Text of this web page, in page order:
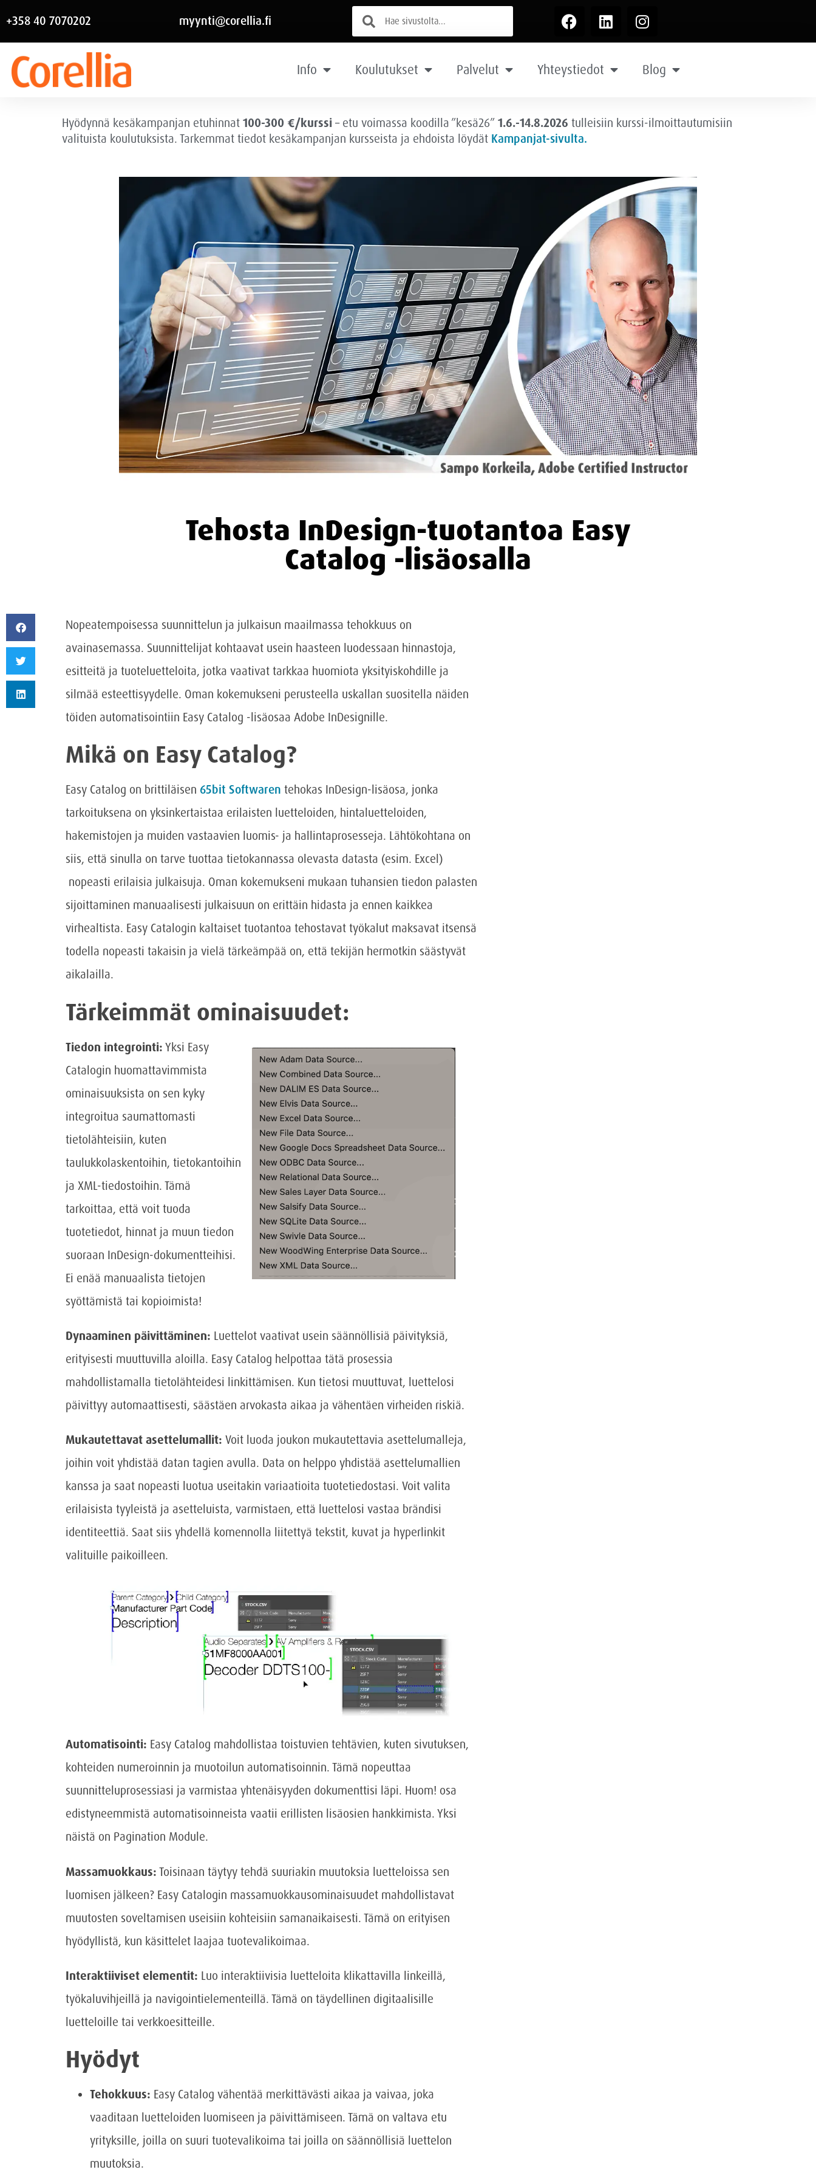
+358 40 7070202 myynti@corellia.fi
Info Koulutukset Palvelut Yhteystiedot Blog
Hyödynnä kesäkampanjan etuhinnat 100-300 €/kurssi – etu voimassa koodilla ”kesä26” 1.6.-14.8.2026 tulleisiin kurssi-ilmoittautumisiin
valituista koulutuksista. Tarkemmat tiedot kesäkampanjan kursseista ja ehdoista löydät Kampanjat-sivulta.
Tehosta InDesign-tuotantoa Easy
Catalog -lisäosalla
Nopeatempoisessa suunnittelun ja julkaisun maailmassa tehokkuus on
avainasemassa. Suunnittelijat kohtaavat usein haasteen luodessaan hinnastoja,
esitteitä ja tuoteluetteloita, jotka vaativat tarkkaa huomiota yksityiskohdille ja
silmää esteettisyydelle. Oman kokemukseni perusteella uskallan suositella näiden
töiden automatisointiin Easy Catalog -lisäosaa Adobe InDesignille.
Mikä on Easy Catalog?
Easy Catalog on brittiläisen 65bit Softwaren tehokas InDesign-lisäosa, jonka
tarkoituksena on yksinkertaistaa erilaisten luetteloiden, hintaluetteloiden,
hakemistojen ja muiden vastaavien luomis- ja hallintaprosesseja. Lähtökohtana on
siis, että sinulla on tarve tuottaa tietokannassa olevasta datasta (esim. Excel)
nopeasti erilaisia julkaisuja. Oman kokemukseni mukaan tuhansien tiedon palasten
sijoittaminen manuaalisesti julkaisuun on erittäin hidasta ja ennen kaikkea
virhealtista. Easy Catalogin kaltaiset tuotantoa tehostavat työkalut maksavat itsensä
todella nopeasti takaisin ja vielä tärkeämpää on, että tekijän hermotkin säästyvät
aikalailla.
Tärkeimmät ominaisuudet:
Tiedon integrointi: Yksi Easy
Catalogin huomattavimmista
ominaisuuksista on sen kyky
integroitua saumattomasti
tietolähteisiin, kuten
taulukkolaskentoihin, tietokantoihin
ja XML-tiedostoihin. Tämä
tarkoittaa, että voit tuoda
tuotetiedot, hinnat ja muun tiedon
suoraan InDesign-dokumentteihisi.
Ei enää manuaalista tietojen
syöttämistä tai kopioimista!
Dynaaminen päivittäminen: Luettelot vaativat usein säännöllisiä päivityksiä,
erityisesti muuttuvilla aloilla. Easy Catalog helpottaa tätä prosessia
mahdollistamalla tietolähteidesi linkittämisen. Kun tietosi muuttuvat, luettelosi
päivittyy automaattisesti, säästäen arvokasta aikaa ja vähentäen virheiden riskiä.
Mukautettavat asettelumallit: Voit luoda joukon mukautettavia asettelumalleja,
joihin voit yhdistää datan tagien avulla. Data on helppo yhdistää asettelumallien
kanssa ja saat nopeasti luotua useitakin variaatioita tuotetiedostasi. Voit valita
erilaisista tyyleistä ja asetteluista, varmistaen, että luettelosi vastaa brändisi
identiteettiä. Saat siis yhdellä komennolla liitettyä tekstit, kuvat ja hyperlinkit
valituille paikoilleen.
Automatisointi: Easy Catalog mahdollistaa toistuvien tehtävien, kuten sivutuksen,
kohteiden numeroinnin ja muotoilun automatisoinnin. Tämä nopeuttaa
suunnitteluprosessiasi ja varmistaa yhtenäisyyden dokumenttisi läpi. Huom! osa
edistyneemmistä automatisoinneista vaatii erillisten lisäosien hankkimista. Yksi
näistä on Pagination Module.
Massamuokkaus: Toisinaan täytyy tehdä suuriakin muutoksia luetteloissa sen
luomisen jälkeen? Easy Catalogin massamuokkausominaisuudet mahdollistavat
muutosten soveltamisen useisiin kohteisiin samanaikaisesti. Tämä on erityisen
hyödyllistä, kun käsittelet laajaa tuotevalikoimaa.
Interaktiiviset elementit: Luo interaktiivisia luetteloita klikattavilla linkeillä,
työkaluvihjeillä ja navigointielementeillä. Tämä on täydellinen digitaalisille
luetteloille tai verkkoesitteille.
Hyödyt
Tehokkuus: Easy Catalog vähentää merkittävästi aikaa ja vaivaa, joka
vaaditaan luetteloiden luomiseen ja päivittämiseen. Tämä on valtava etu
yrityksille, joilla on suuri tuotevalikoima tai joilla on säännöllisiä luettelon
muutoksia.